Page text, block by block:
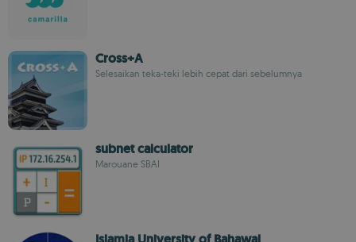
Cross+A
Selesaikan teka-teki lebih cepat dari sebelumnya
subnet calculator
Marouane SBAI